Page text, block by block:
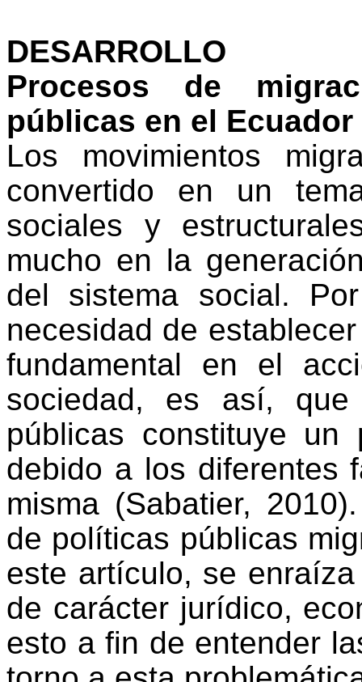
DESARROLLO
Procesos de
públicas en el
Los movimientos
convertido en un
sociales y
mucho en la
del sistema social.
necesidad de
fundamental en el
sociedad, es así,
públicas constituye un
debido a los diferentes
misma (Sabatier,
de políticas públicas
este artículo, se
de carácter jurídico,
esto a fin de entender